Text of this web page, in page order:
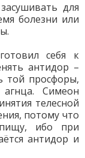
для
болезни или
себя к
антидор –
той просфоры,
Симеон
телесной
потому что
ибо при
антидор и